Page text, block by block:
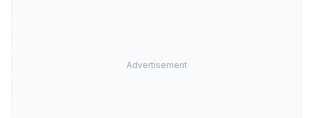
Advertisement